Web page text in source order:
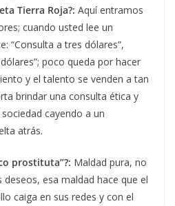
Tierra Roja?: Aquí entramos
cuando usted lee un
“Consulta a tres dólares”,
poco queda por hacer
y el talento se venden a tan
brindar una consulta ética y
cayendo a un
atrás.
prostituta”?: Maldad pura, no
esa maldad hace que el
caiga en sus redes y con el